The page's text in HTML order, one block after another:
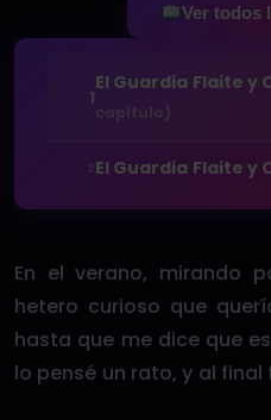
Ver todos
1
El Guardia Flaite y
El Guardia Flaite y
En el verano, mirando
hetero curioso que
hasta que me dice que
lo pensé un rato, y al final